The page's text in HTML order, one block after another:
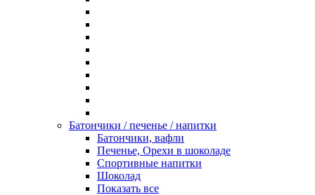
Батончики / печенье / напитки
Батончики, вафли
Печенье, Орехи в шоколаде
Спортивные напитки
Шоколад
Показать все